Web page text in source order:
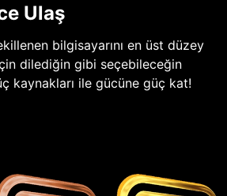
Ulaş
bilgisayarını en üst düzey
dilediğin gibi seçebileceğin
kaynakları ile gücüne güç kat!